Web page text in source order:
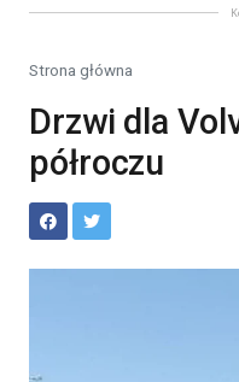
Strona główna
Drzwi dla
półroczu